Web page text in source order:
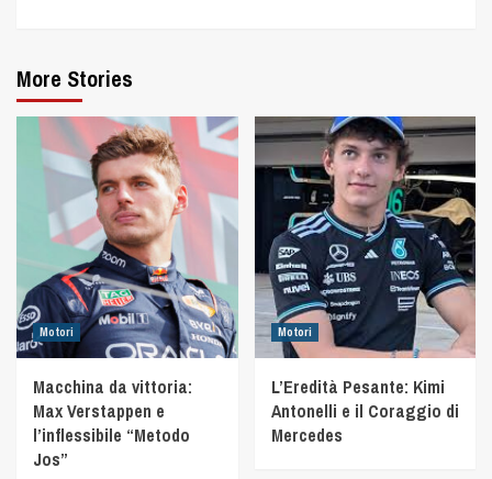
More Stories
Motori
Macchina da vittoria:
Max Verstappen e
l’inflessibile “Metodo
Jos”
Motori
L’Eredità Pesante: Kimi
Antonelli e il Coraggio di
Mercedes